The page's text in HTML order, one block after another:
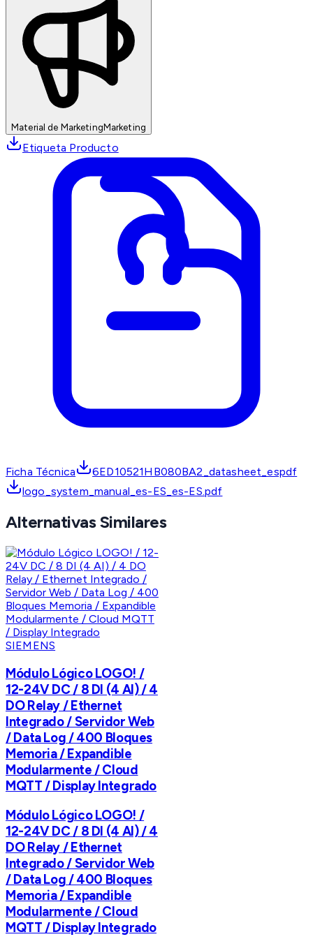
Material de MarketingMarketing
Etiqueta Producto
Ficha Técnica
6ED10521HB080BA2_datasheet_espdf
logo_system_manual_es-ES_es-ES.pdf
Alternativas Similares
SIEMENS
Módulo Lógico LOGO! /
12-24V DC / 8 DI (4 AI) / 4
DO Relay / Ethernet
Integrado / Servidor Web
/ Data Log / 400 Bloques
Memoria / Expandible
Modularmente / Cloud
MQTT / Display Integrado
Módulo Lógico LOGO! /
12-24V DC / 8 DI (4 AI) / 4
DO Relay / Ethernet
Integrado / Servidor Web
/ Data Log / 400 Bloques
Memoria / Expandible
Modularmente / Cloud
MQTT / Display Integrado